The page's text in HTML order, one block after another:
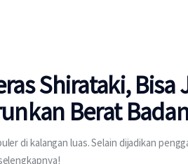
Shirataki,
Berat
di kalangan luas. Selain dijadikan